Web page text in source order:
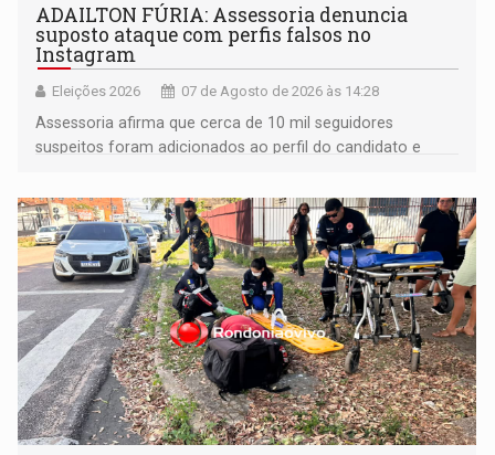
ADAILTON FÚRIA: Assessoria denuncia
suposto ataque com perfis falsos no
Instagram
Eleições 2026 07 de Agosto de 2026 às 14:28
Assessoria afirma que cerca de 10 mil seguidores
suspeitos foram adicionados ao perfil do candidato e
remover as contas